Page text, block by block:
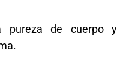
pureza de cuerpo y